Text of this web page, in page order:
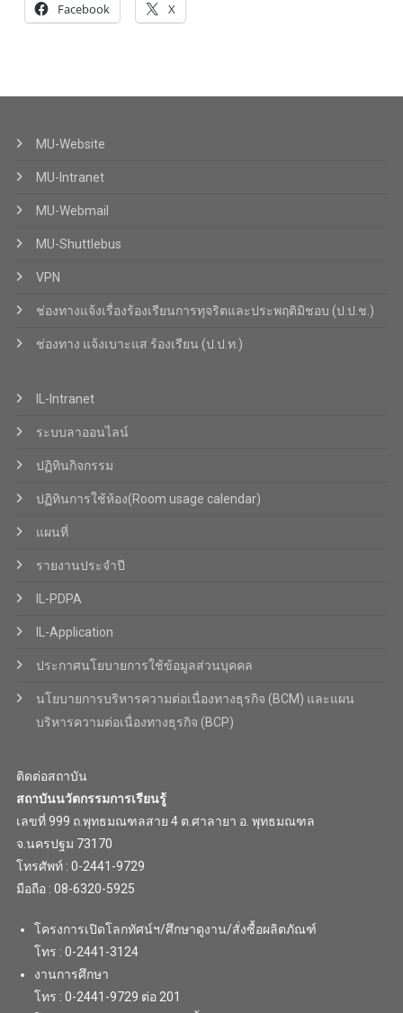
Facebook X
MU-Website
MU-Intranet
MU-Webmail
MU-Shuttlebus
VPN
ช่องทางแจ้งเรื่องร้องเรียนการทุจริตและประพฤติมิชอบ (ป.ป.ช.)
ช่องทาง แจ้งเบาะแส ร้องเรียน (ป.ป.ท.)
IL-Intranet
ระบบลาออนไลน์
ปฏิทินกิจกรรม
ปฏิทินการใช้ห้อง(Room usage calendar)
แผนที่
รายงานประจำปี
IL-PDPA
IL-Application
ประกาศนโยบายการใช้ข้อมูลส่วนบุคคล
นโยบายการบริหารความต่อเนื่องทางธุรกิจ (BCM) และแผน
บริหารความต่อเนื่องทางธุรกิจ (BCP)
ติดต่อสถาบัน
สถาบันนวัตกรรมการเรียนรู้
เลขที่ 999 ถ.พุทธมณฑลสาย 4 ต.ศาลายา อ. พุทธมณฑล
จ.นครปฐม 73170
โทรศัพท์ : 0-2441-9729
มือถือ : 08-6320-5925
โครงการเปิดโลกทัศน์ฯ/ศึกษาดูงาน/สั่งซื้อผลิตภัณฑ์
โทร : 0-2441-3124
งานการศึกษา
โทร : 0-2441-9729 ต่อ 201